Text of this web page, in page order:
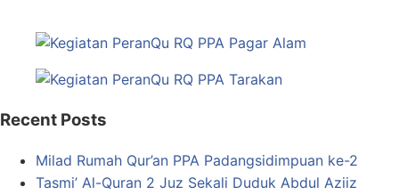
Recent Posts
Milad Rumah Qur’an PPA Padangsidimpuan ke-2
Tasmi’ Al-Quran 2 Juz Sekali Duduk Abdul Aziiz